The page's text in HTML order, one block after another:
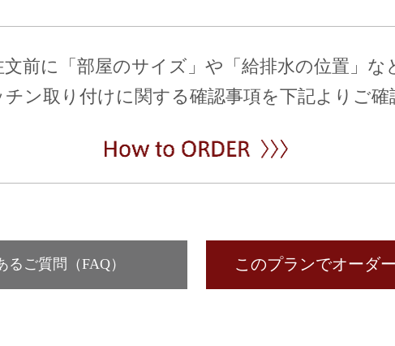
文前に「部屋のサイズ」や「給排水の位置」な
チン取り付けに関する確認事項を下記よりご確
るご質問（FAQ） このプランでオーダ